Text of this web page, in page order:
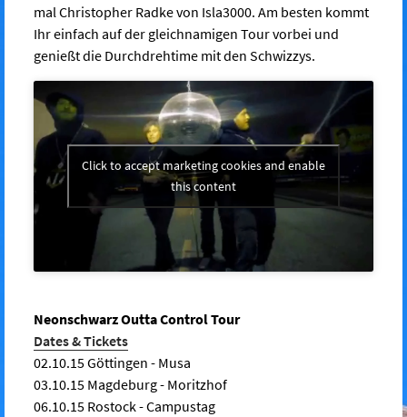
mal Christopher Radke von Isla3000. Am besten kommt
Ihr einfach auf der gleichnamigen Tour vorbei und
genießt die Durchdrehtime mit den Schwizzys.
Click to accept marketing cookies and enable
this content
Neonschwarz Outta Control Tour
Dates & Tickets
02.10.15 Göttingen - Musa
03.10.15 Magdeburg - Moritzhof
06.10.15 Rostock - Campustag